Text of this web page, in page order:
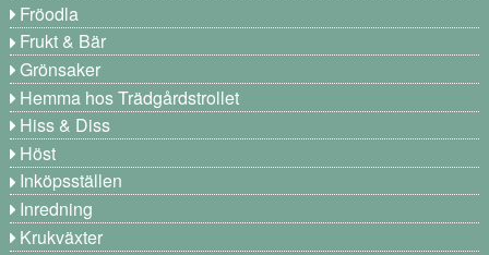
Fröodla
Frukt & Bär
Grönsaker
Hemma hos Trädgårdstrollet
Hiss & Diss
Höst
Inköpsställen
Inredning
Krukväxter